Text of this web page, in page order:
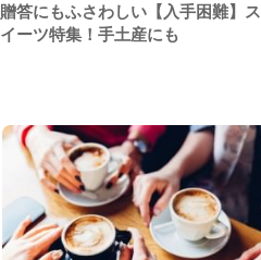
贈答にもふさわしい【入手困難】ス
イーツ特集！手土産にも